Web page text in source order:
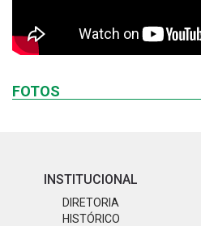
FOTOS
INSTITUCIONAL
DIRETORIA
HISTÓRICO